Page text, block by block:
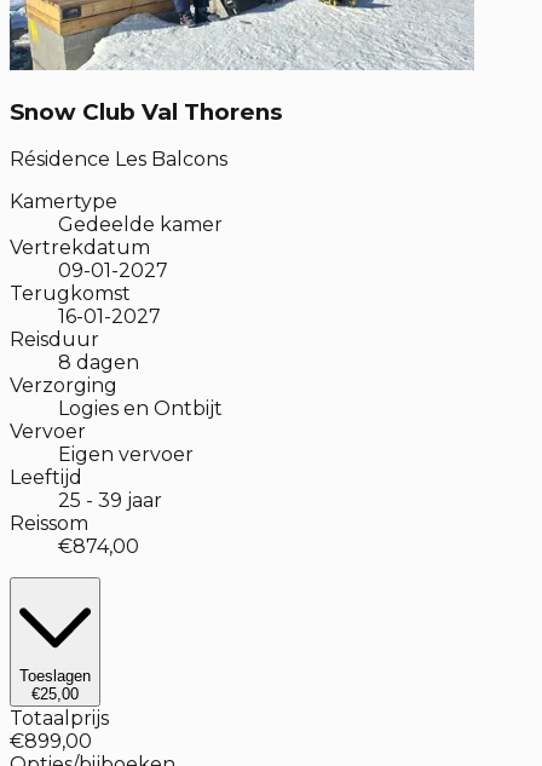
Snow Club Val Thorens
Résidence Les Balcons
Kamertype
Gedeelde kamer
Vertrekdatum
09-01-2027
Terugkomst
16-01-2027
Reisduur
8 dagen
Verzorging
Logies en Ontbijt
Vervoer
Eigen vervoer
Leeftijd
25 - 39 jaar
Reissom
€874,00
Toeslagen
€25,00
Totaalprijs
€899,00